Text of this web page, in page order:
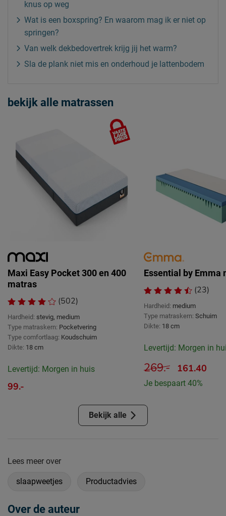
knus op weg
Wat is een boxspring? En waarom mag ik er niet op
springen?
Van welk dekbedovertrek krijg jij het warm?
Sla de plank niet mis en onderhoud je lattenbodem
bekijk alle matrassen
Maxi Easy Pocket 300 en 400
matras
(502)
Hardheid: stevig, medium
Type matraskern: Pocketvering
Type comfortlaag: Koudschuim
Dikte: 18 cm
Levertijd: Morgen in huis
99.-
Essential by Emma
(23)
Hardheid: medium
Type matraskern: Schuim
Dikte: 18 cm
Levertijd: Morgen in
269.- 161.40
Je bespaart 40%
Bekijk alle
Lees meer over
slaapweetjes Productadvies
Over de auteur